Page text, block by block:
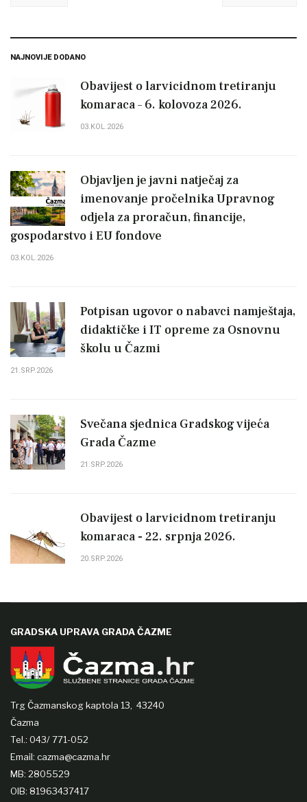
NAJNOVIJE DODANO
Obavijest o larvicidnom tretiranju
komaraca – 6. kolovoza 2026.
03.KOL.2026
Objavljen je javni natječaj za
imenovanje pročelnika Upravnog
odjela za proračun, financije,
gospodarstvo i EU fondove
03.KOL.2026
Potpisan ugovor o nabavci namještaja,
didaktičke i IT opreme za Osnovnu
školu u Čazmi
21.SRP.2026
Svečana sjednica Gradskog vijeća
Grada Čazme
21.SRP.2026
Obavijest o larvicidnom tretiranju
komaraca - 22. srpnja 2026.
20.SRP.2026
GRADSKA UPRAVA GRADA ČAZME
Trg Čazmanskog kaptola 13, 43240
Čazma
Tel.: 043/ 771-052
Email: cazma@cazma.hr
MB: 2805529
OIB: 81963437417